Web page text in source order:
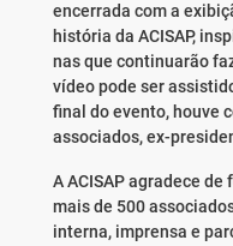
encerrada com a
história da ACISAP,
nas que continuarão
vídeo pode ser
final do evento, houve
associados, ex-
A ACISAP agradece
mais de 500
interna, imprensa e